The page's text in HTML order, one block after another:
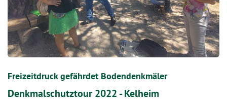
Freizeitdruck gefährdet Bodendenkmäler
Denkmalschutztour 2022 - Kelheim